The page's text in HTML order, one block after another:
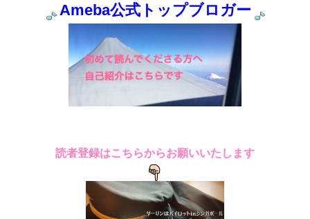
Ameba公式トップブロガー
読者登録はこちらからお願いいたします